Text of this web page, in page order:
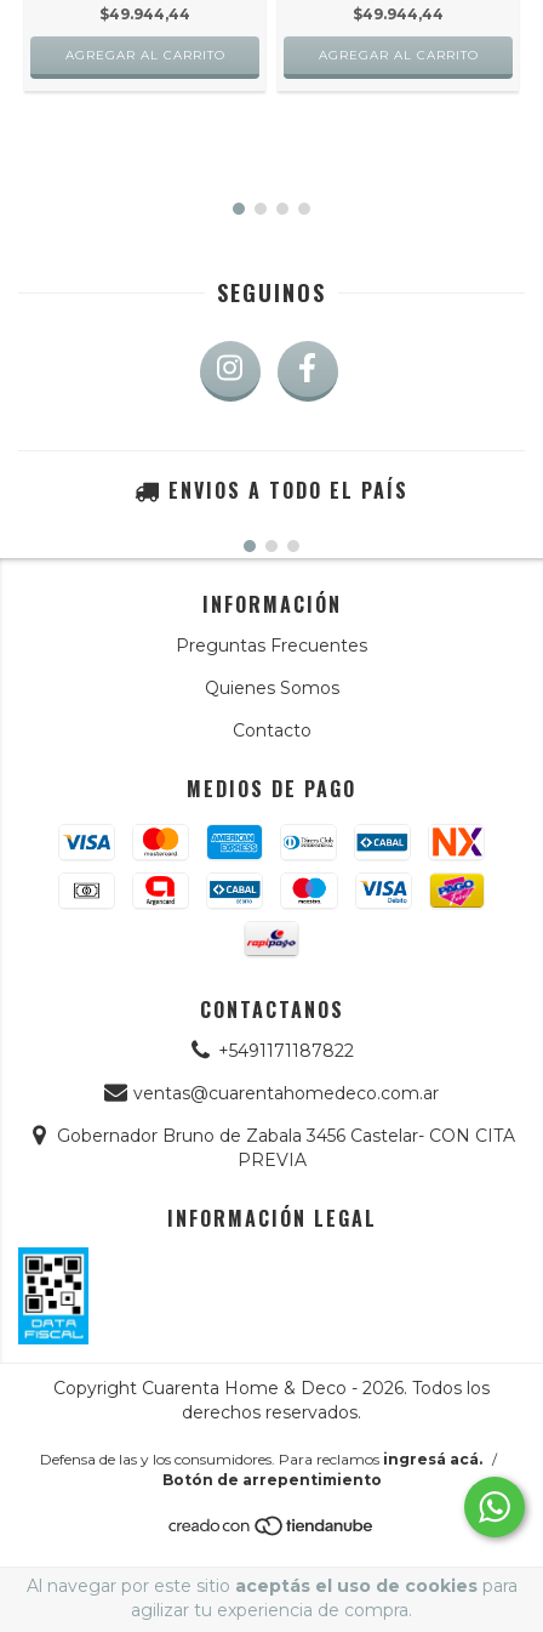
Al navegar por este sitio aceptás el uso de cookiespara
agilizar tu experiencia de compra.
$49.944,44
$49.944,44
SEGUINOS
ENVIOS A TODO EL PAÍS
INFORMACIÓN
Preguntas Frecuentes
Quienes Somos
Contacto
MEDIOS DE PAGO
CONTACTANOS
+5491171187822
ventas@cuarentahomedeco.com.ar
Gobernador Bruno de Zabala 3456 Castelar- CON CITA
PREVIA
INFORMACIÓN LEGAL
Copyright Cuarenta Home & Deco - 2026. Todos los
derechos reservados.
Defensa de las y los consumidores. Para reclamos ingresá acá. /
Botón de arrepentimiento